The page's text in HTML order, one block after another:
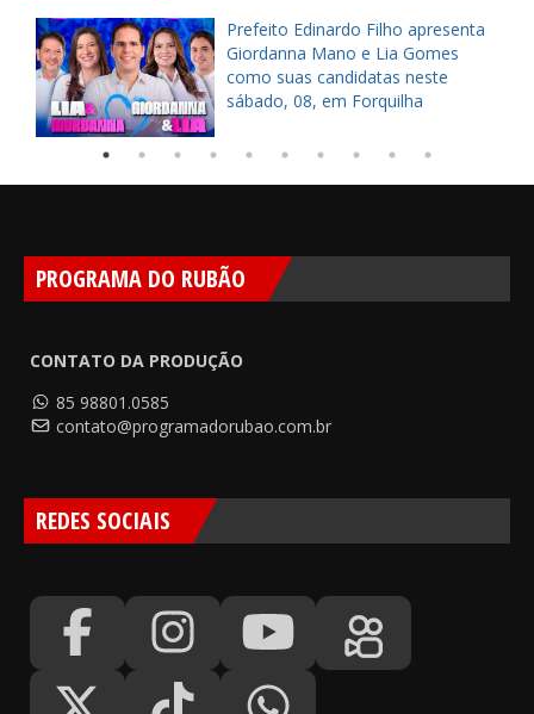
Prefeito Edinardo Filho apresenta
Giordanna Mano e Lia Gomes
como suas candidatas neste
sábado, 08, em Forquilha
PROGRAMA DO RUBÃO
CONTATO DA PRODUÇÃO
85 98801.0585
contato@programadorubao.com.br
REDES SOCIAIS